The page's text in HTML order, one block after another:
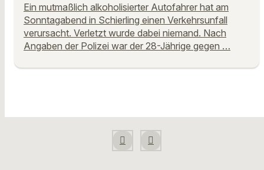
Ein mutmaßlich alkoholisierter Autofahrer hat am
Sonntagabend in Schierling einen Verkehrsunfall
verursacht. Verletzt wurde dabei niemand. Nach
Angaben der Polizei war der 28-Jährige gegen …